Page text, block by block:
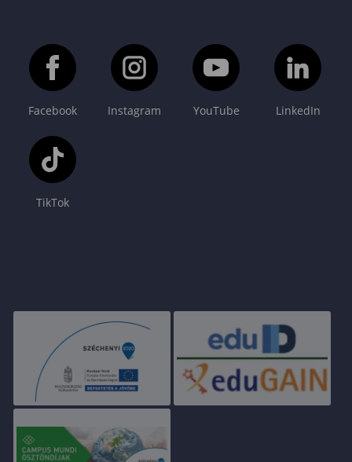
Facebook Instagram YouTube LinkedIn
TikTok